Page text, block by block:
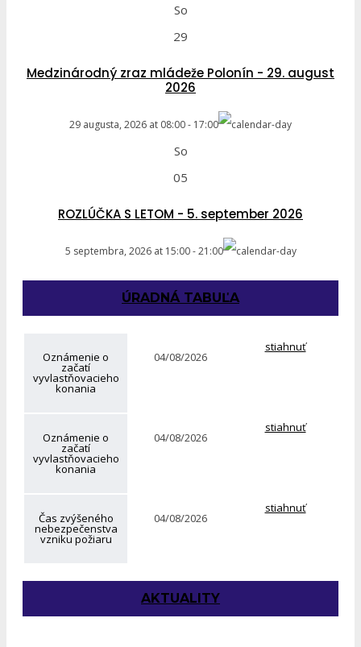
So
29
Medzinárodný zraz mládeže Polonín - 29. august
2026
29 augusta, 2026 at 08:00- 17:00
So
05
ROZLÚČKA S LETOM - 5. september 2026
5 septembra, 2026 at 15:00-21:00
ÚRADNÁ TABUĽA
Oznámenie o
začatí
vyvlastňovacieho
konania
04/08/2026
stiahnuť
Oznámenie o
začatí
vyvlastňovacieho
konania
04/08/2026
stiahnuť
Čas zvýšeného
nebezpečenstva
vzniku požiaru
04/08/2026
stiahnuť
AKTUALITY